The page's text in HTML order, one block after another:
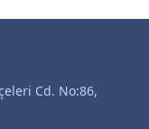
Cd. No:86,